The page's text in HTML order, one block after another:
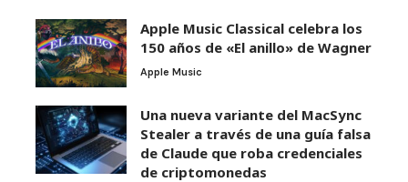
Apple Music Classical celebra los
150 años de «El anillo» de Wagner
Apple Music
Una nueva variante del MacSync
Stealer a través de una guía falsa
de Claude que roba credenciales
de criptomonedas